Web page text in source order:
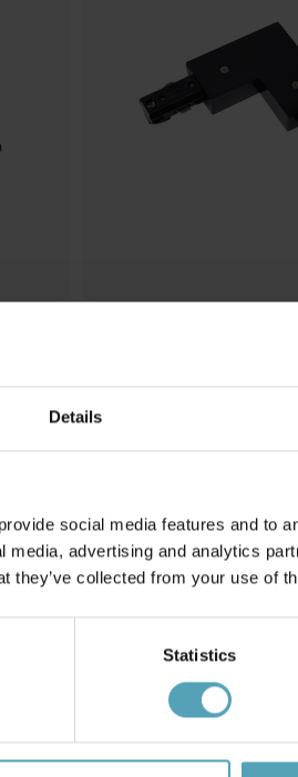
Details
social media features and to
advertising and analytics
they’ve collected from your use of
Statistics